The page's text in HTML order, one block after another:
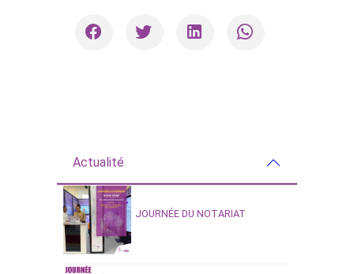
Actualité
JOURNÉE DU NOTARIAT